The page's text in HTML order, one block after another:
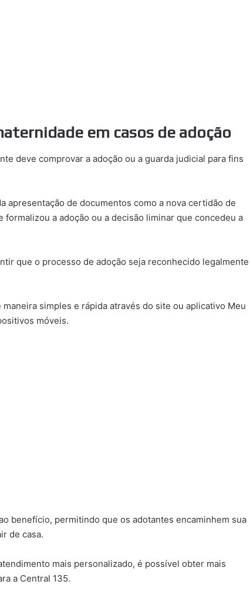
em casos de adoção
deve comprovar a adoção ou a guarda judicial para fins
apresentação de documentos como a nova certidão de
a adoção ou a decisão liminar que concedeu a
que o processo de adoção seja reconhecido legalmente
simples e rápida através do site ou aplicativo Meu
móveis.
benefício, permitindo que os adotantes encaminhem sua
de casa.
mais personalizado, é possível obter mais
a Central 135.